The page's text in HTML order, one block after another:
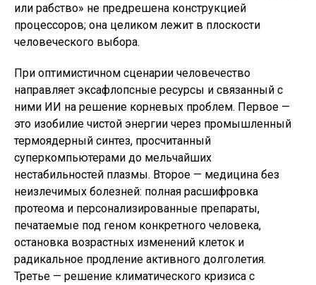
или рабство» не предрешена конструкцией
процессоров; она целиком лежит в плоскости
человеческого выбора.
При оптимистичном сценарии человечество
направляет эксафлопсные ресурсы и связанный с
ними ИИ на решение корневых проблем. Первое —
это изобилие чистой энергии через промышленный
термоядерный синтез, просчитанный
суперкомпьютерами до мельчайших
нестабильностей плазмы. Второе — медицина без
неизлечимых болезней: полная расшифровка
протеома и персонализированные препараты,
печатаемые под геном конкретного человека,
остановка возрастных изменений клеток и
радикальное продление активного долголетия.
Третье — решение климатического кризиса с